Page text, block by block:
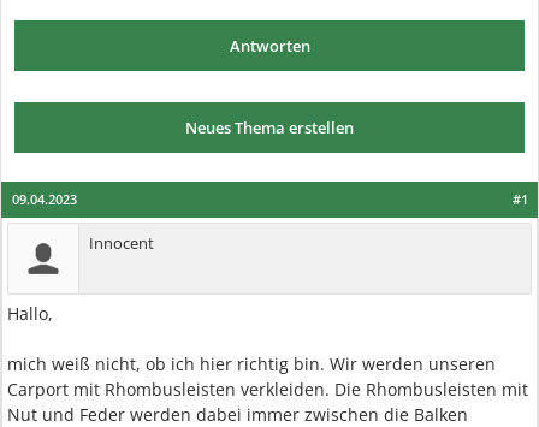
Antworten
Neues Thema erstellen
#1
09.04.2023
Innocent
Hallo,
mich weiß nicht, ob ich hier richtig bin. Wir werden unseren
Carport mit Rhombusleisten verkleiden. Die Rhombusleisten mit
Nut und Feder werden dabei immer zwischen die Balken